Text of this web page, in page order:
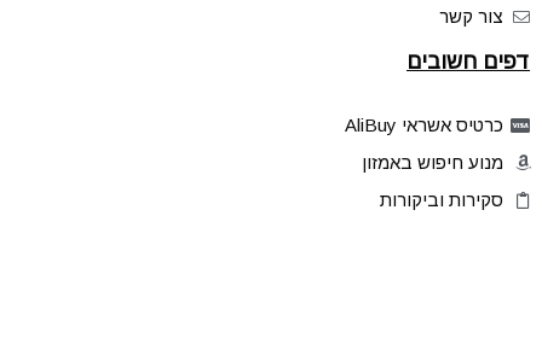
צור קשר
דפים חשובים
כרטיס אשראי AliBuy
מנוע חיפוש באמזון
סקירות וביקורות